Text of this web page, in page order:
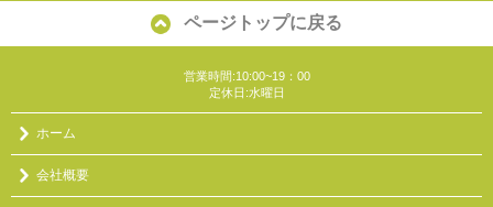
ページトップに戻る
営業時間:10:00~19：00
定休日:水曜日
ホーム
会社概要